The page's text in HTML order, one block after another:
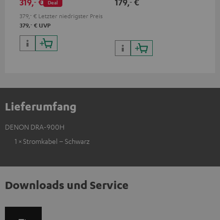
Deal
‐
379, ‐ € Letzter niedrigster Preis
379,‐ € UVP
HDR10+ für eine überragende
‐
Lieferumfang
DENON DRA-900H
1 × Stromkabel – Schwarz
Downloads und Service